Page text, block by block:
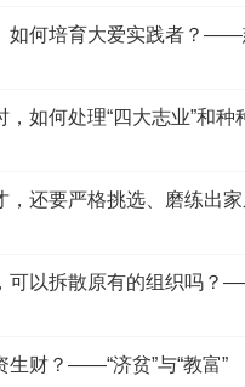
生财？——“济贫”与“教富”